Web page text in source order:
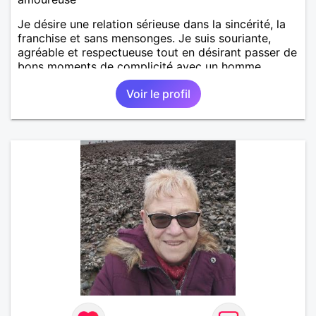
Je désire une relation sérieuse dans la sincérité, la
franchise et sans mensonges. Je suis souriante,
agréable et respectueuse tout en désirant passer de
bons moments de complicité avec un homme
voulant aller dans la même direction que moi.
Voir le profil